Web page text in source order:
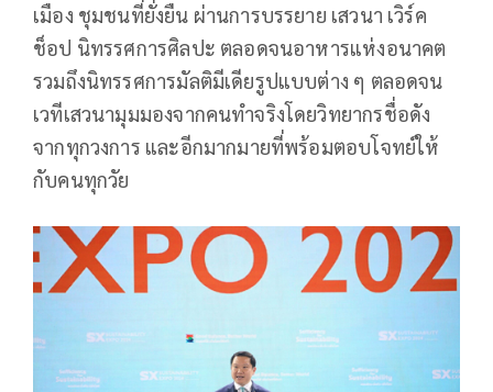
เมือง ชุมชนที่ยั่งยืน ผ่านการบรรยาย เสวนา เวิร์ค
ช็อป นิทรรศการศิลปะ ตลอดจนอาหารแห่งอนาคต
รวมถึงนิทรรศการมัลติมีเดียรูปแบบต่าง ๆ ตลอดจน
เวทีเสวนามุมมองจากคนทำจริงโดยวิทยากรชื่อดัง
จากทุกวงการ และอีกมากมายที่พร้อมตอบโจทย์ให้
กับคนทุกวัย